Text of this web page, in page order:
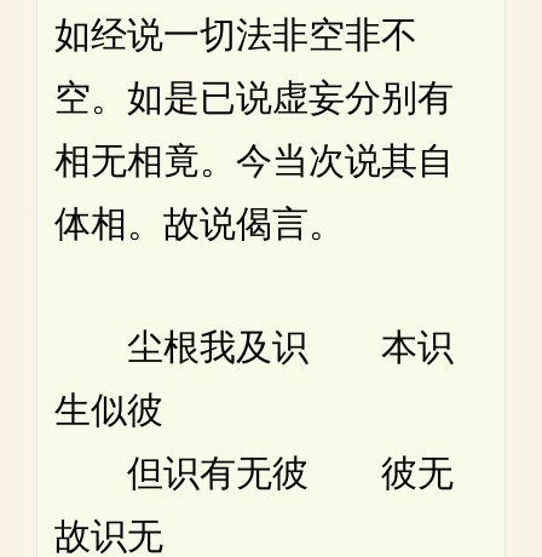
如经说一切法非空非不
空。如是已说虚妄分别有
相无相竟。今当次说其自
体相。故说偈言。
尘根我及识 本识
生似彼
但识有无彼 彼无
故识无